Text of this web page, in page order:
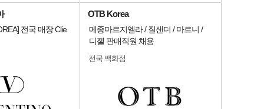
전국 매장 Clie
OTB Korea
메종마르지엘라 / 질샌더 / 마르니 /
디젤 판매직원 채용
전국 백화점